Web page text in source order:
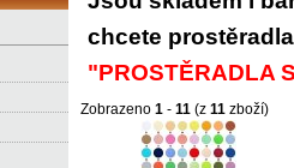
chcete
"PROSTĚRADLA
Zobrazeno 1 - 11 (z 11 zboží)